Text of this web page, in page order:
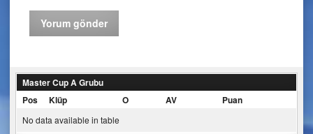
Master Cup A Grubu
Pos
Klüp O AV Puan
No data available in table